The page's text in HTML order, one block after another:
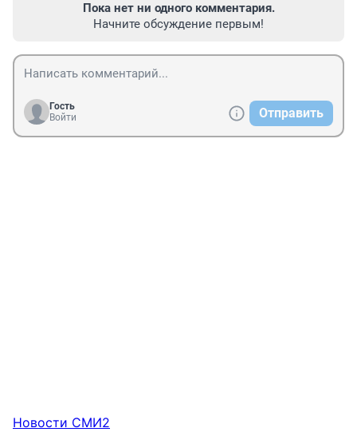
Пока нет ни одного комментария.
Начните обсуждение первым!
Гость
Войти
Отправить
Новости СМИ2